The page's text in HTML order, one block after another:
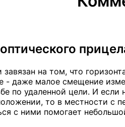
на том, что
- даже малое смещение
по удаленной цели. И если
то в местности с
с ними помогает